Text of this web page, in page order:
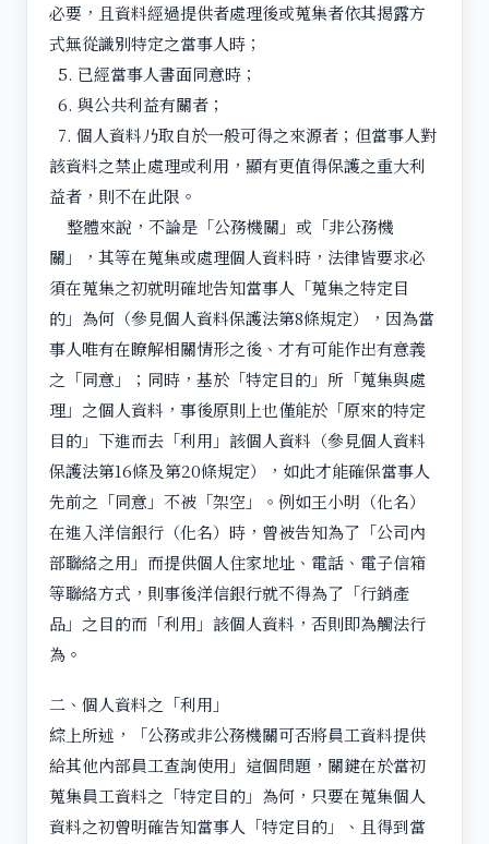
必要，且資料經過提供者處理後或蒐集者依其揭露方
式無從識別特定之當事人時；
5. 已經當事人書面同意時；
6. 與公共利益有關者；
7. 個人資料乃取自於一般可得之來源者；但當事人對
該資料之禁止處理或利用，顯有更值得保護之重大利
益者，則不在此限。
整體來說，不論是「公務機關」或「非公務機
關」，其等在蒐集或處理個人資料時，法律皆要求必
須在蒐集之初就明確地告知當事人「蒐集之特定目
的」為何（參見個人資料保護法第8條規定），因為當
事人唯有在瞭解相關情形之後、才有可能作出有意義
之「同意」；同時，基於「特定目的」所「蒐集與處
理」之個人資料，事後原則上也僅能於「原來的特定
目的」下進而去「利用」該個人資料（參見個人資料
保護法第16條及第20條規定），如此才能確保當事人
先前之「同意」不被「架空」。例如王小明（化名）
在進入洋信銀行（化名）時，曾被告知為了「公司內
部聯絡之用」而提供個人住家地址、電話、電子信箱
等聯絡方式，則事後洋信銀行就不得為了「行銷產
品」之目的而「利用」該個人資料，否則即為觸法行
為。
二、個人資料之「利用」
綜上所述，「公務或非公務機關可否將員工資料提供
給其他內部員工查詢使用」這個問題，關鍵在於當初
蒐集員工資料之「特定目的」為何，只要在蒐集個人
資料之初曾明確告知當事人「特定目的」、且得到當